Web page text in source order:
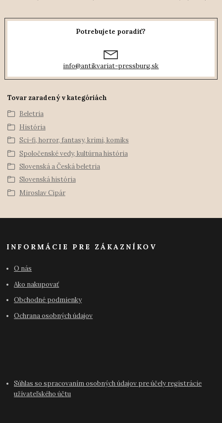
Potrebujete poradiť?
info@antikvariat-pressburg.sk
Tovar zaradený v kategóriách
Beletria
História
Sci-fi, horror, fantasy, krimi, komiks
Spoločenské vedy, kultúrna história
Slovenská a Česká beletria
Slovenská história
Miroslav Cipár
INFORMÁCIE PRE ZÁKAZNÍKOV
O nás
Ako nakupovať
Obchodné podmienky
Ochrana osobných údajov
Súhlas so spracovaním osobných údajov pre účely registrácie
užívateľského účtu